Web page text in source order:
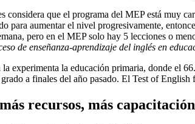
considera que el programa del MEP está muy
para aumentar el nivel progresivamente,
pero en el MEP solo hay 5 lecciones o
de enseñanza-aprendizaje del inglés en
la experimenta la educación primaria, donde el
a finales del año pasado. El Test of
recursos, más capacitación